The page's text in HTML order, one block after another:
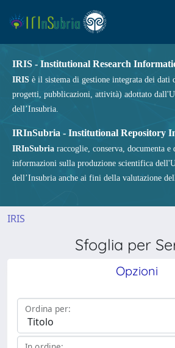
IRIS - Institutional Research
IRIS è il sistema di gestione integrata dei dati
progetti, pubblicazioni, attività) adottato
dell’Insubria.
IRInSubria - Institutional Repository
IRInSubria raccoglie, conserva, documenta e
informazioni sulla produzione scientifica
dell’Insubria anche ai fini della valutazione
IRIS
Sfoglia per
Opzioni
Ordina per: